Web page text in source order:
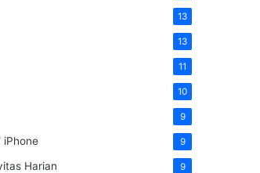
13
13
11
10
9
iPhone 9
Harian 9